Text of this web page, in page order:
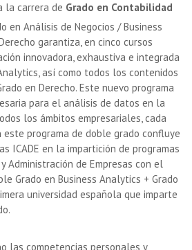
la carrera de Grado en Contabilidad
en Análisis de Negocios / Business
garantiza, en cinco cursos
innovadora, exhaustiva e integrada
así como todos los contenidos
en Derecho. Este nuevo programa
para el análisis de datos en la
los ámbitos empresariales, cada
este programa de doble grado confluye
ICADE en la impartición de programas
Administración de Empresas con el
Grado en Business Analytics + Grado
universidad española que imparte
las competencias personales y